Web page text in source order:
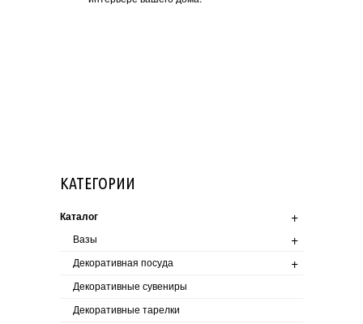
КАТЕГОРИИ
Каталог +
Вазы +
Декоративная посуда +
Декоративные сувениры
Декоративные тарелки